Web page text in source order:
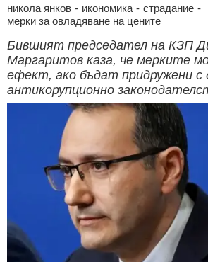
никола янков - икономика - страдание -
мерки за овладяване на цените
Бившият председател на КЗП
Маргаритов каза, че мерките
ефект, ако бъдат придружени с
антикорупционно